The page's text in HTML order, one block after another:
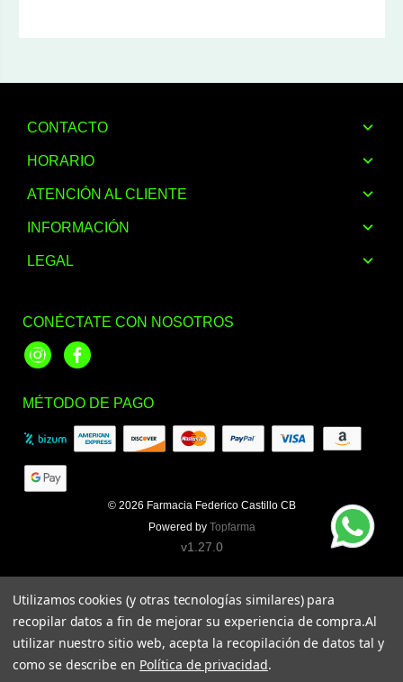
CONTACTO
HORARIO
ATENCIÓN AL CLIENTE
INFORMACIÓN
LEGAL
CONÉCTATE CON NOSOTROS
InstagramFacebook
MÉTODO DE PAGO
© 2026 Farmacia Federico Castillo CB
Powered by Topfarma
v1.27.0
Utilizamos cookies (y otras tecnologías similares) para
recopilar datos a fin de mejorar su experiencia de compra.Al
utilizar nuestro sitio web, acepta la recopilación de datos tal y
como se describe en Política de privacidad.